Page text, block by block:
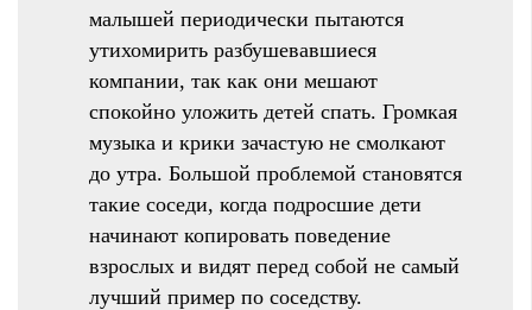
малышей периодически пытаются
утихомирить разбушевавшиеся
компании, так как они мешают
спокойно уложить детей спать. Громкая
музыка и крики зачастую не смолкают
до утра. Большой проблемой становятся
такие соседи, когда подросшие дети
начинают копировать поведение
взрослых и видят перед собой не самый
лучший пример по соседству.